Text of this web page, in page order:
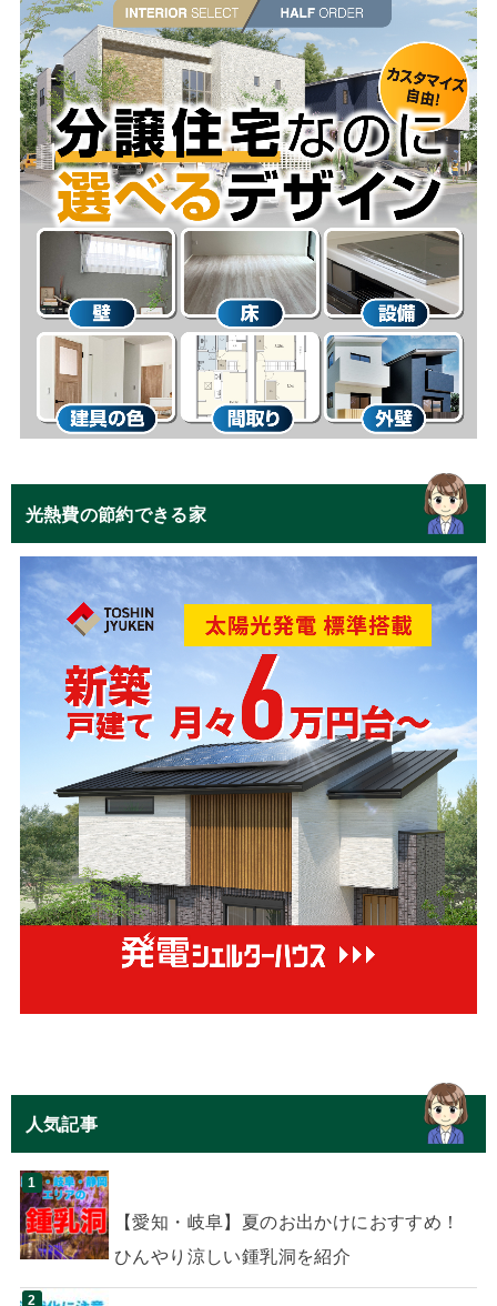
光熱費の節約できる家
人気記事
【愛知・岐阜】夏のお出かけにおすすめ！
ひんやり涼しい鍾乳洞を紹介